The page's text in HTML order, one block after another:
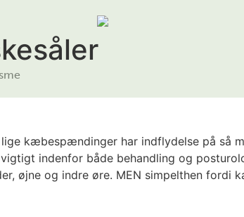
kæbespændinger har indflydelse på så
vigtigt indenfor både behandling og
øjne og indre øre. MEN simpelthen